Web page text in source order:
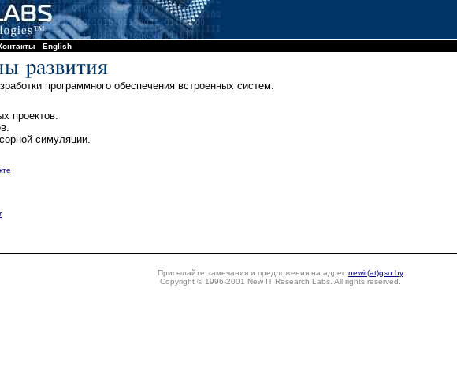
English
программного обеспечения встроенных систем.
проектов.
симуляции.
Присылайте замечания и предложения на адрес newit(at)gsu.by
Copyright © 1996-2001 New IT Research Labs. All rights reserved.